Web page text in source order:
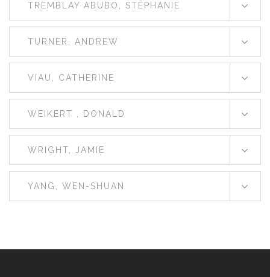
TREMBLAY ABUBO, STÉPHANIE
TURNER, ANDREW
VIAU, CATHERINE
WEIKERT , DONALD
WRIGHT, JAMIE
YANG, WEN-SHUAN